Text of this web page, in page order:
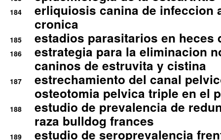
184
erliquiosis canina de infeccion
cronica
185 estadios parasitarios en heces
186
estrategia para la eliminacion
caninos de estruvita y cistina
187
estrechamiento del canal
osteotomia pelvica triple en el
188
estudio de prevalencia de
raza bulldog frances
189 estudio de seroprevalencia